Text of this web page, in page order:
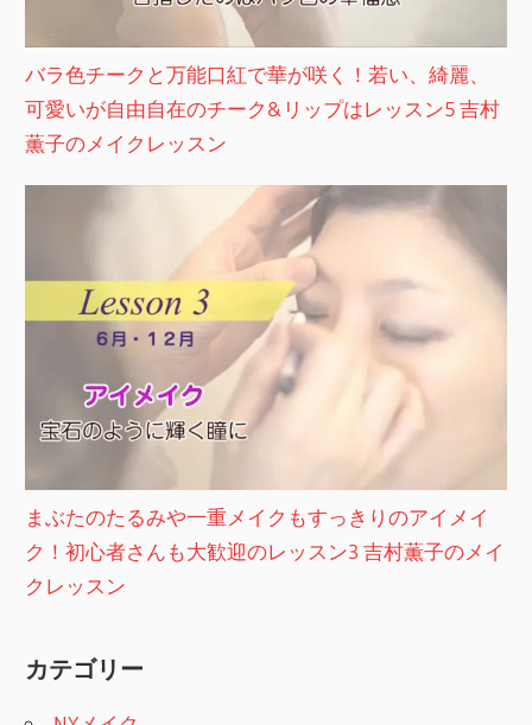
バラ色チークと万能口紅で華が咲く！若い、綺麗、
可愛いが自由自在のチーク&リップはレッスン5 吉村
薫子のメイクレッスン
まぶたのたるみや一重メイクもすっきりのアイメイ
ク！初心者さんも大歓迎のレッスン3 吉村薫子のメイ
クレッスン
カテゴリー